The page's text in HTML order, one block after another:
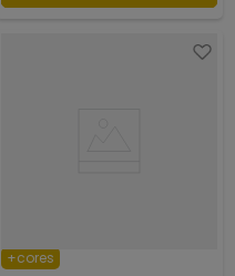
+cores